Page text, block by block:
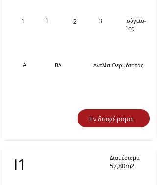
1 1 2 3
Ισόγειο-
1ος
Α ΒΔ Αντλία Θερμότητας
Ενδιαφέρομαι
Ι1 Διαμέρισμα
57,80m2